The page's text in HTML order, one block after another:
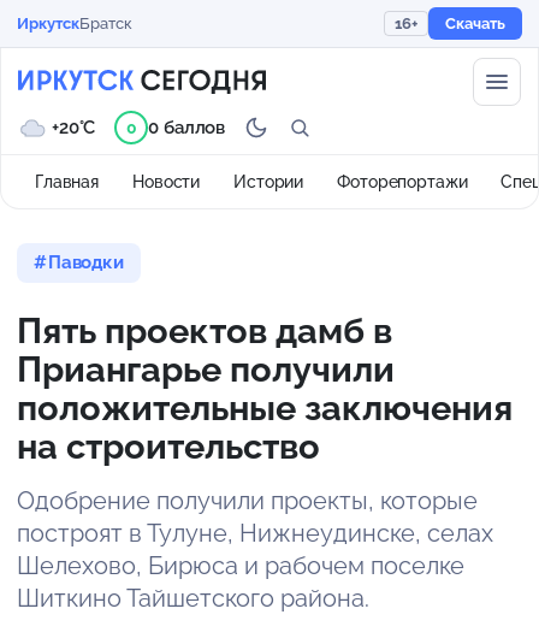
ИркутскБратск 16+ Скачать
Главная Новости Истории Фоторепортажи
+20°C 0 0 баллов
Паводки
Пять проектов дамб в
Приангарье получили
положительные заключения
на строительство
Одобрение получили проекты, которые
построят в Тулуне, Нижнеудинске, селах
Шелехово, Бирюса и рабочем поселке
Шиткино Тайшетского района.